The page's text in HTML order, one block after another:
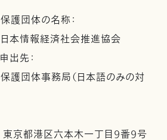
護団体の名称：
本情報経済社会推進協会
出先：
護団体事務局（日本語のみの対
京都港区六本木一丁目９番９号